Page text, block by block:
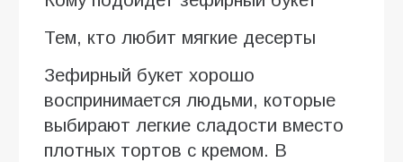
Тем, кто любит мягкие десерты
Зефирный букет хорошо
воспринимается людьми, которые
выбирают легкие сладости вместо
плотных тортов с кремом. В